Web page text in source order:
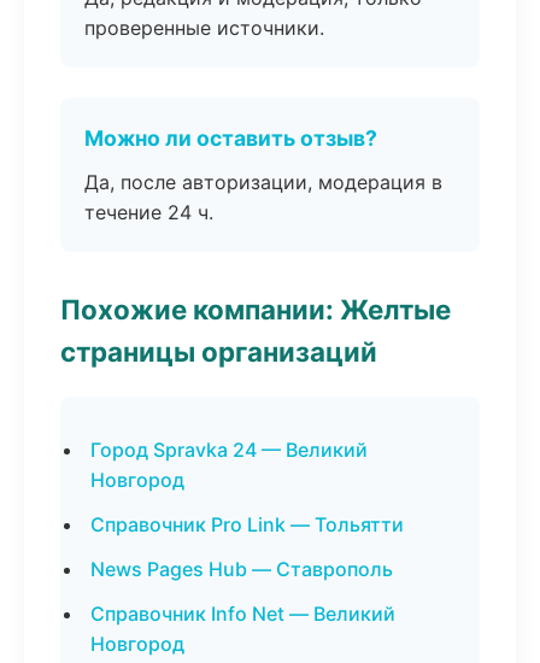
проверенные источники.
Можно ли оставить отзыв?
Да, после авторизации, модерация в
течение 24 ч.
Похожие компании: Желтые
страницы организаций
Город Spravka 24 — Великий
Новгород
Справочник Pro Link — Тольятти
News Pages Hub — Ставрополь
Справочник Info Net — Великий
Новгород